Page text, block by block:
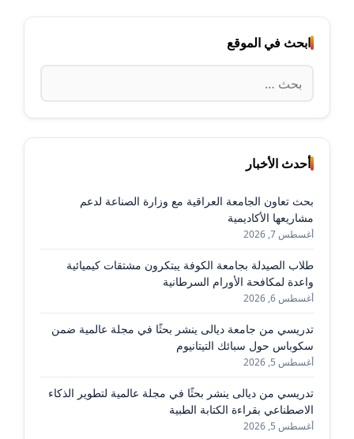
ابحث في الموقع
البحث
عن:
أحدث الأخبار
بحث تعاون الجامعة العراقية مع وزارة الصناعة لدعم
مشاريعها الأكاديمية
أغسطس 7, 2026
طلاب الصيدلة بجامعة الكوفة يبتكرون مشتقات كيميائية
واعدة لمكافحة الأورام السرطانية
أغسطس 6, 2026
تدريسي من جامعة ديالى ينشر بحثًا في مجلة عالمية ضمن
سكوباس حول سبائك التيتانيوم
أغسطس 5, 2026
تدريسي من ديالى ينشر بحثًا في مجلة عالمية لتطوير الذكاء
الاصطناعي بقراءة الكتابة الطبية
أغسطس 5, 2026